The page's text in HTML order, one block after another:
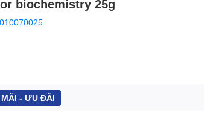
biochemistry 25g
MÃI - ƯU ĐÃI